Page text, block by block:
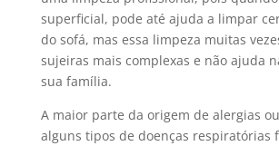
superficial, pode até ajuda a limpar
do sofá, mas essa limpeza muitas
sujeiras mais complexas e não ajuda
sua família.
A maior parte da origem de alergias
alguns tipos de doenças respiratórias